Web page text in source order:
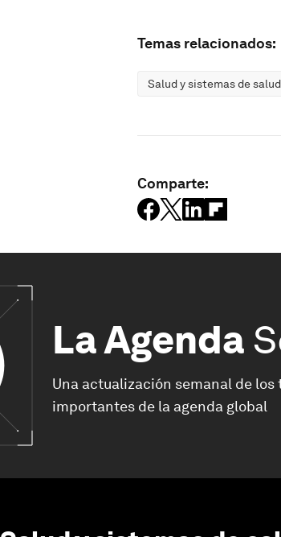
Temas relacionados:
Salud y sistemas de salud
Comparte:
La Agenda
Una actualización semanal de los
importantes de la agenda global